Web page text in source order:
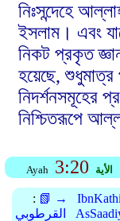
নিঃসন্দেহে
ইসলাম। এবং
নিকট প্রকৃত
হয়েছে,
নিদর্শনসমূহের
নিশ্চিতরূপে
Ayah 3:20 الأية
: 📗 →
القرطوبي